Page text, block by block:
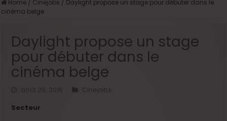
Home / Cinejobs / Daylight propose un stage pour débuter dans le
cinéma belge
Daylight propose un stage
pour débuter dans le
cinéma belge
Cinejobs
Secteur